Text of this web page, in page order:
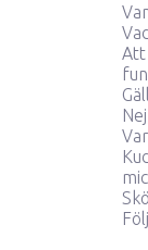
Att